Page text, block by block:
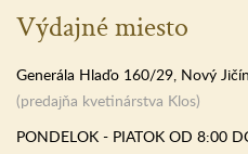
Výdajné miesto
Generála Hlaďo 160/29, Nový Jičín
(predajňa kvetinárstva Klos)
PONDELOK - PIATOK OD 8:00